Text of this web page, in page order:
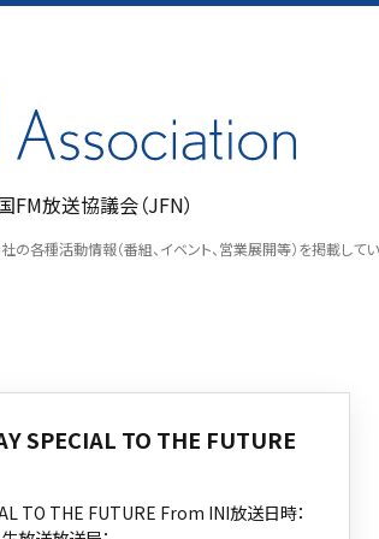
FM放送協議会（JFN）
の各種活動情報（番組、イベント、営業展開等）を掲載して
SPECIAL TO THE FUTURE
TO THE FUTURE From INI放送日時：